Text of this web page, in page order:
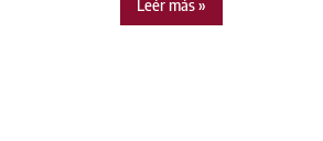
Leér más »